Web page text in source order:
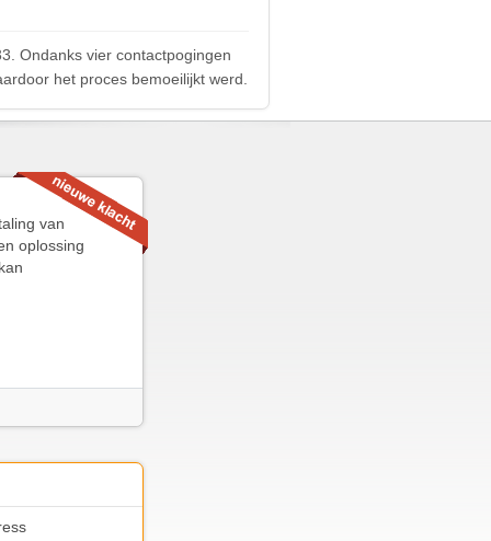
Ondanks vier contactpogingen
het proces bemoeilijkt werd.
van
oplossing